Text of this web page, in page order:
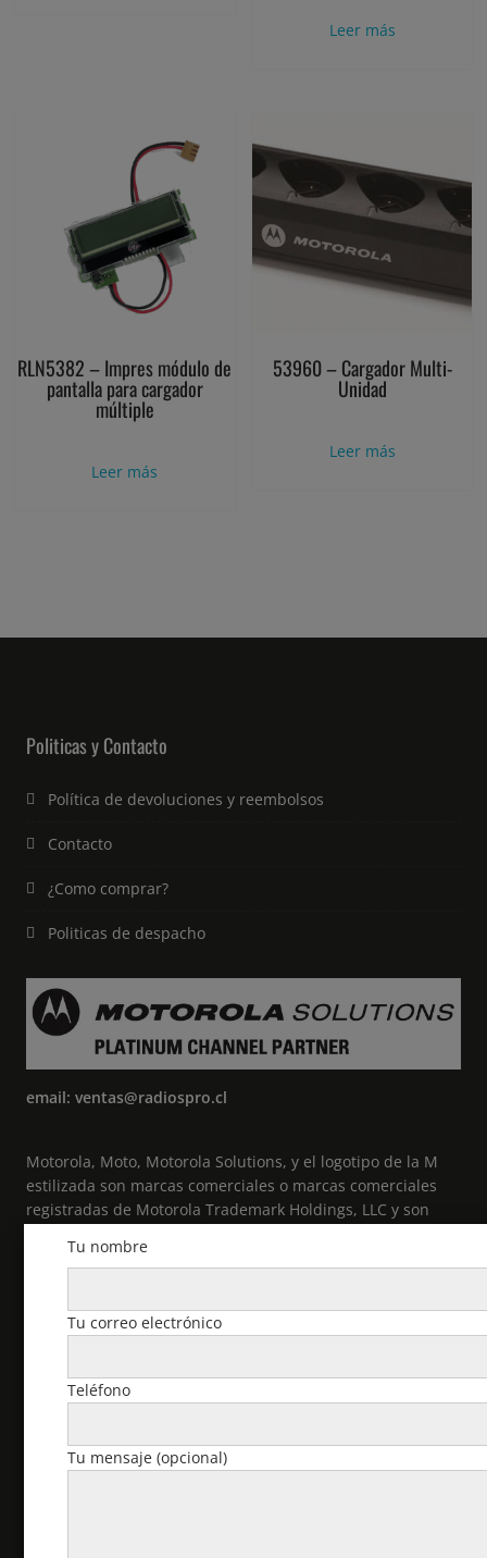
era:
Leer más
RLN5382 – Impres módulo de
pantalla para cargador
múltiple
Leer más
53960 – Cargador Multi-
Unidad
Leer más
Politicas y Contacto
Política de devoluciones y reembolsos
Contacto
¿Como comprar?
Politicas de despacho
email: ventas@radiospro.cl
Motorola, Moto, Motorola Solutions, y el logotipo de la M
estilizada son marcas comerciales o marcas comerciales
registradas de Motorola Trademark Holdings, LLC y son
comerciales pertenecen a sus respectivos propietarios. ©
reservados.
Cuenta
Tu nombre
Tu correo electrónico
Teléfono
Tu mensaje (opcional)